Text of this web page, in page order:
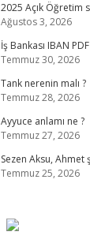
2025 Açık Öğretim
Ağustos 3, 2026
İş Bankası IBAN PDF
Temmuz 30, 2026
Tank nerenin malı ?
Temmuz 28, 2026
Ayyuce anlamı ne ?
Temmuz 27, 2026
Sezen Aksu, Ahmet
Temmuz 25, 2026